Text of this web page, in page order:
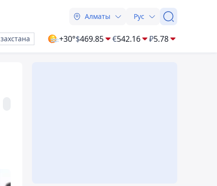
Алматы Рус
+30°$469.85 €542.16 ₽5.78